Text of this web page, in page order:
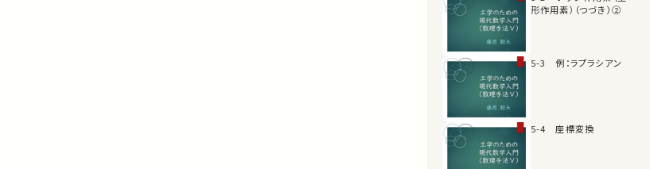
形作用素）（つづき）②
5-3 例：ラプラシアン
5-4 座標変換